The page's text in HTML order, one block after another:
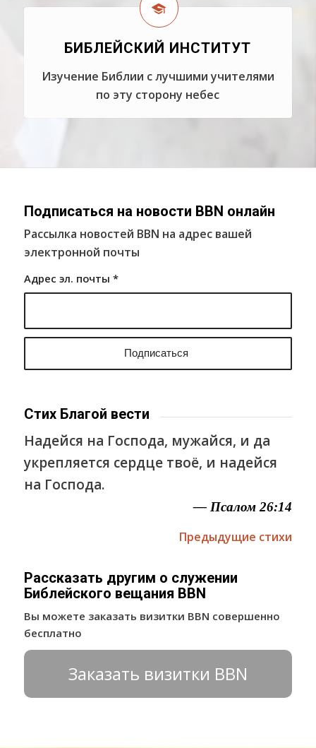
БИБЛЕЙСКИЙ ИНСТИТУТ
Изучение Библии с лучшими учителями
по эту сторону небес
Подписаться на новости BBN онлайн
Рассылка новостей BBN на адрес вашей
электронной почты
Адрес эл. почты *
Стих Благой вести
Надейся на Господа, мужайся, и да
укрепляется сердце твоё, и надейся
на Господа.
— Псалом 26:14
Предыдущие стихи
Рассказать другим о служении
Библейского вещания BBN
Вы можете заказать визитки BBN совершенно
бесплатно
Заказать визитки BBN